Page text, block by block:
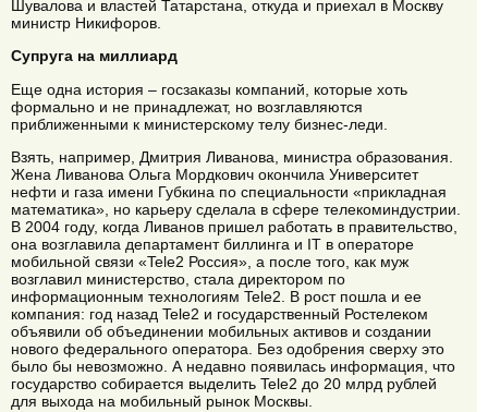
Шувалова и властей Татарстана, откуда и приехал в Москву
министр Никифоров.
Супруга на миллиард
Еще одна история – госзаказы компаний, которые хоть
формально и не принадлежат, но возглавляются
приближенными к министерскому телу бизнес-леди.
Взять, например, Дмитрия Ливанова, министра образования.
Жена Ливанова Ольга Мордкович окончила Университет
нефти и газа имени Губкина по специальности «прикладная
математика», но карьеру сделала в сфере телекоминдустрии.
В 2004 году, когда Ливанов пришел работать в правительство,
она возглавила департамент биллинга и IT в операторе
мобильной связи «Tele2 Россия», а после того, как муж
возглавил министерство, стала директором по
информационным технологиям Tele2. В рост пошла и ее
компания: год назад Tele2 и государственный Ростелеком
объявили об объединении мобильных активов и создании
нового федерального оператора. Без одобрения сверху это
было бы невозможно. А недавно появилась информация, что
государство собирается выделить Tele2 до 20 млрд рублей
для выхода на мобильный рынок Москвы.